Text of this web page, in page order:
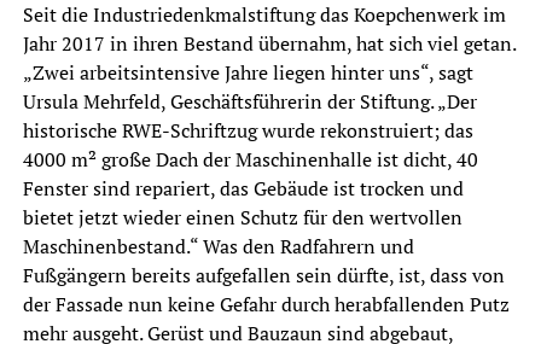
Seit die Industriedenkmalstiftung das Koepchenwerk im
Jahr 2017 in ihren Bestand übernahm, hat sich viel getan.
„Zwei arbeitsintensive Jahre liegen hinter uns“, sagt
Ursula Mehrfeld, Geschäftsführerin der Stiftung. „Der
historische RWE-Schriftzug wurde rekonstruiert; das
4000 m² große Dach der Maschinenhalle ist dicht, 40
Fenster sind repariert, das Gebäude ist trocken und
bietet jetzt wieder einen Schutz für den wertvollen
Maschinenbestand.“ Was den Radfahrern und
Fußgängern bereits aufgefallen sein dürfte, ist, dass von
der Fassade nun keine Gefahr durch herabfallenden Putz
mehr ausgeht. Gerüst und Bauzaun sind abgebaut,